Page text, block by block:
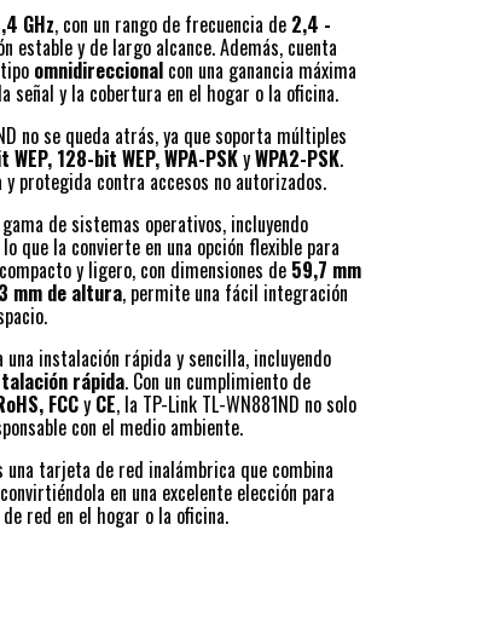
GHz, con un rango de frecuencia de 2,4 -
estable y de largo alcance. Además, cuenta
omnidireccional con una ganancia máxima
señal y la cobertura en el hogar o la oficina.
no se queda atrás, ya que soporta múltiples
128-bit WEP, WPA-PSKyWPA2-PSK.
protegida contra accesos no autorizados.
de sistemas operativos, incluyendo
lo que la convierte en una opción flexible para
y ligero, con dimensiones de 59,7 mm
mm de altura, permite una fácil integración
instalación rápida y sencilla, incluyendo
rápida. Con un cumplimiento de
FCCy CE, la TP-Link TL-WN881ND no solo
con el medio ambiente.
una tarjeta de red inalámbrica que combina
en una excelente elección para
red en el hogar o la oficina.